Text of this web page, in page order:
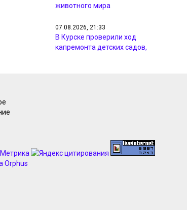
животного мира
07.08.2026, 21:33
В Курске проверили ход
капремонта детских садов,
зоне ремонтных работ на улице
Павлуновского